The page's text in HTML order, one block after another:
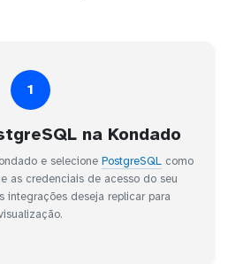
1
na Kondado
e selecione PostgreSQLcomo
as credenciais de acesso do seu
integrações deseja replicar para